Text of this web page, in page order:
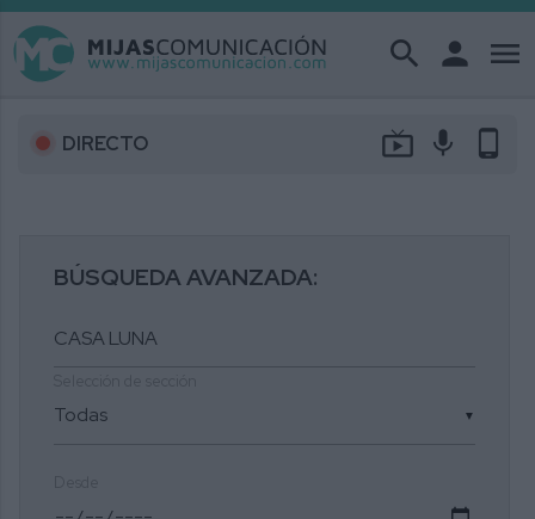
search person menu
DIRECTO live_tv mic phone_android
BÚSQUEDA AVANZADA:
▼